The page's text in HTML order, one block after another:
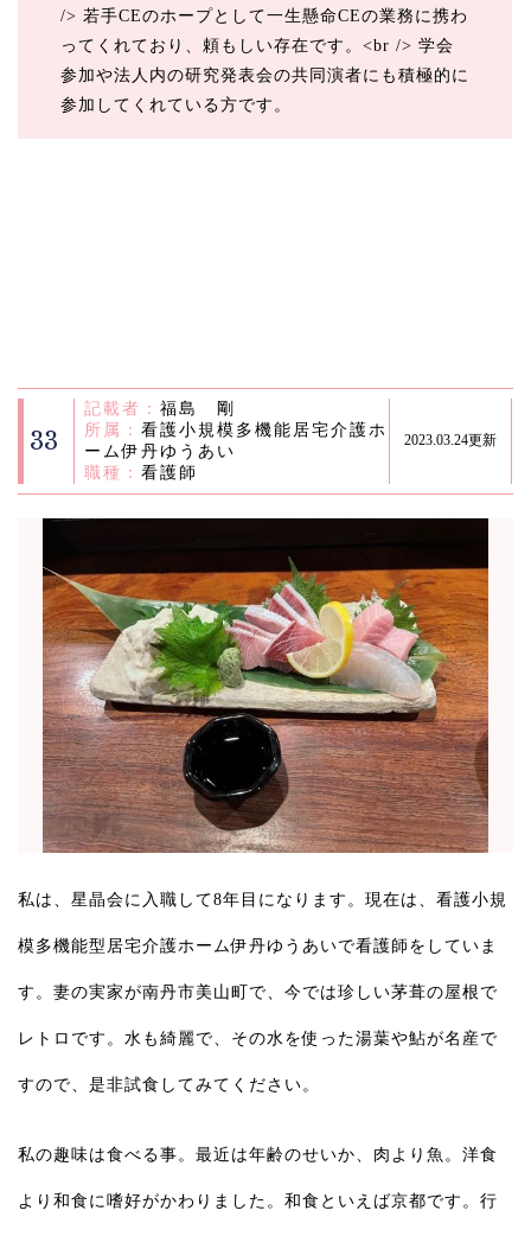
/> 若手CEのホープとして一生懸命CEの業務に携わ
ってくれており、頼もしい存在です。<br /> 学会
参加や法人内の研究発表会の共同演者にも積極的に
参加してくれている方です。
33
記載者：福島 剛
所属：看護小規模多機能居宅介護ホ
ーム伊丹ゆうあい
職種：看護師
2023.03.24更新
私は、星晶会に入職して8年目になります。現在は、看護小規
模多機能型居宅介護ホーム伊丹ゆうあいで看護師をしていま
す。妻の実家が南丹市美山町で、今では珍しい茅葺の屋根で
レトロです。水も綺麗で、その水を使った湯葉や鮎が名産で
すので、是非試食してみてください。
私の趣味は食べる事。最近は年齢のせいか、肉より魚。洋食
より和食に嗜好がかわりました。和食といえば京都です。行